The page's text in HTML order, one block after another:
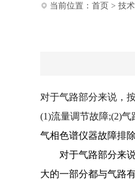
当前位置： 首页 > 技
对于气路部分来说，
(1)流量调节故障;(2)气
气相色谱仪器故障排
对于气路部分来说
大的一部分都与气路